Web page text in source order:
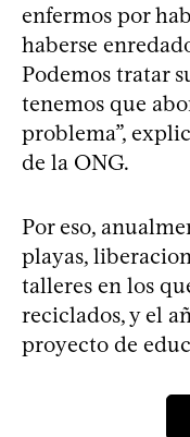
enfermos por
haberse
Podemos tratar
tenemos que
problema”,
de la ONG.
Por eso,
playas,
talleres en los
reciclados, y el
proyecto de